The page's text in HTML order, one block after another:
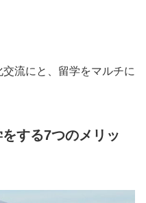
流にと、留学をマルチに
する7つのメリッ